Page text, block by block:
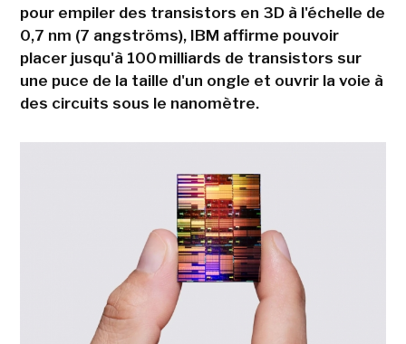
pour empiler des transistors en 3D à l'échelle de
0,7 nm (7 angströms), IBM affirme pouvoir
placer jusqu'à 100 milliards de transistors sur
une puce de la taille d'un ongle et ouvrir la voie à
des circuits sous le nanomètre.